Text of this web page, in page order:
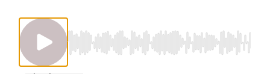
Use Left/Right to seek, Home/End to jump